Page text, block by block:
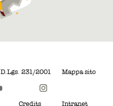
D.Lgs. 231/2001 Mappa sito
Credits Intranet